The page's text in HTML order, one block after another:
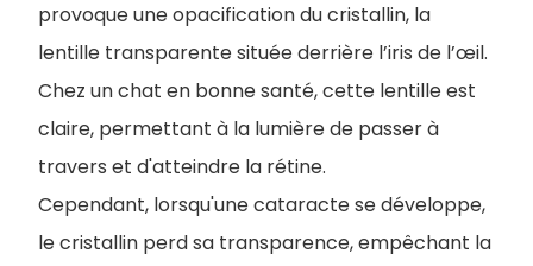
provoque une opacification du cristallin, la
lentille transparente située derrière l’iris de l’œil.
Chez un chat en bonne santé, cette lentille est
claire, permettant à la lumière de passer à
travers et d'atteindre la rétine.
Cependant, lorsqu'une cataracte se développe,
le cristallin perd sa transparence, empêchant la